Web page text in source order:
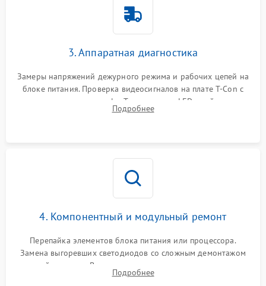
3. Аппаратная диагностика
Замеры напряжений дежурного режима и рабочих цепей на
блоке питания. Проверка видеосигналов на плате T-Con с
помощью осциллографа. Тестирование LED-драйвера и
светодиодных планок подсветки мультиметром.
Подробнее
4. Компонентный и модульный ремонт
Перепайка элементов блока питания или процессора.
Замена выгоревших светодиодов со сложным демонтажом
хрупкой матрицы. Восстановление поврежденных дорожек,
прошивка микросхем памяти EEPROM
Подробнее